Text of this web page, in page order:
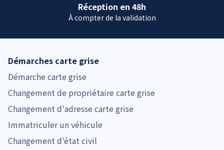
Réception en 48h
À compter de la validation
Démarches carte grise
Démarche carte grise
Changement de propriétaire carte grise
Changement d'adresse carte grise
Immatriculer un véhicule
Changement d'état civil